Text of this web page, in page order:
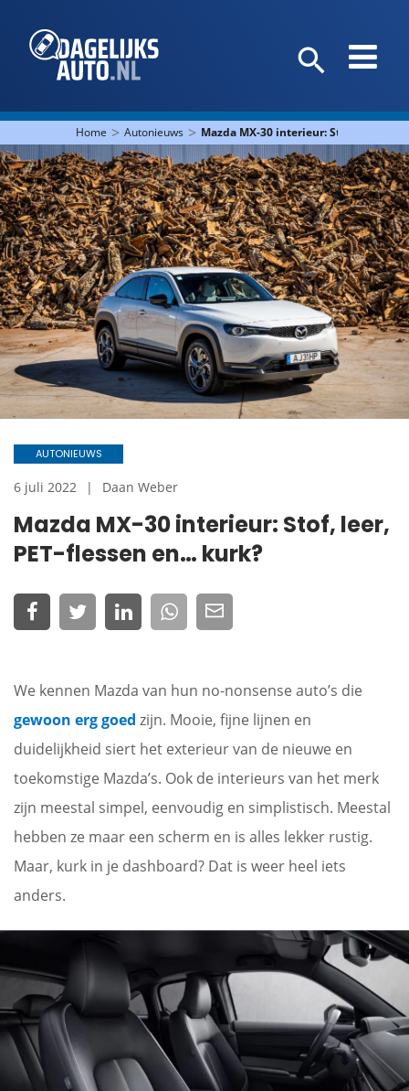
Home > Autonieuws > Mazda MX-30 interieur: Stof, leer,
Mazda MX-30 interieur: Stof, leer,
PET-flessen en… kurk?
AUTONIEUWS
6 juli 2022 Daan Weber
We kennen Mazda van hun no-nonsense auto’s die
gewoon erg goed zijn. Mooie, fijne lijnen en
duidelijkheid siert het exterieur van de nieuwe en
toekomstige Mazda’s. Ook de interieurs van het merk
zijn meestal simpel, eenvoudig en simplistisch. Meestal
hebben ze maar een scherm en is alles lekker rustig.
Maar, kurk in je dashboard? Dat is weer heel iets
anders.